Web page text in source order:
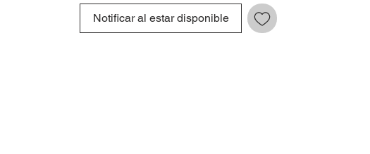
Notificar al estar disponible